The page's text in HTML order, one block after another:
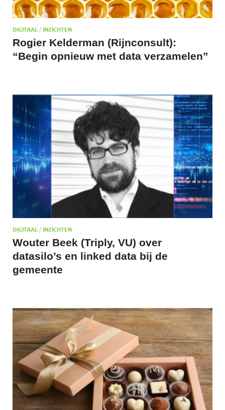
DIGITAAL / INZICHTEN
Rogier Kelderman (Rijnconsult):
“Begin opnieuw met data verzamelen”
DIGITAAL / INZICHTEN
Wouter Beek (Triply, VU) over
datasilo’s en linked data bij de
gemeente